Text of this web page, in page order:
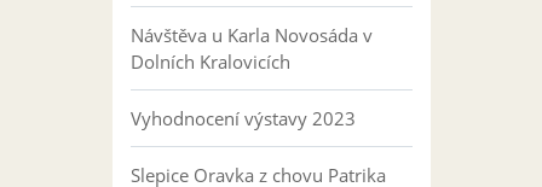
Návštěva u Karla Novosáda v
Dolních Kralovicích
Vyhodnocení výstavy 2023
Slepice Oravka z chovu Patrika